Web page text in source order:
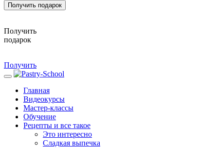
Получить подарок
Получить
подарок
Получить
Главная
Видеокурсы
Мастер-классы
Обучение
Рецепты и все такое
Это интересно
Сладкая выпечка